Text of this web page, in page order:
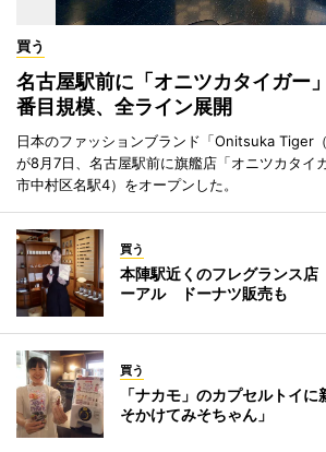
買う
名古屋駅前に「オニツカタイガ
番目規模、全ライン展開
日本のファッションブランド「Onitsuka Tiger
が8月7日、名古屋駅前に旗艦店「オニツカタイ
市中村区名駅4）をオープンした。
買う
本陣駅近くのフレグランス
ーアル ドーナツ販売も
買う
「ナカモ」のカプセルトイ
そかけてみそちゃん」